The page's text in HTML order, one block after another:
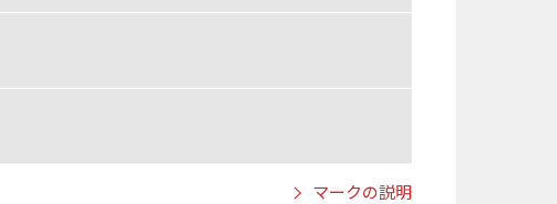
マークの説明